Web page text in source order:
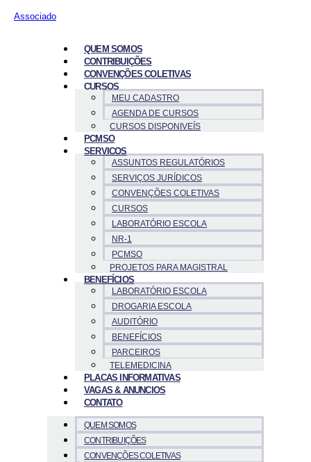
Associado
QUEM SOMOS
CONTRIBUIÇÕES
CONVENÇÕES COLETIVAS
CURSOS
MEU CADASTRO
AGENDA DE CURSOS
CURSOS DISPONIVEÍS
PCMSO
SERVICOS
ASSUNTOS REGULATÓRIOS
SERVIÇOS JURÍDICOS
CONVENÇÕES COLETIVAS
CURSOS
LABORATÓRIO ESCOLA
NR-1
PCMSO
PROJETOS PARA MAGISTRAL
BENEFÍCIOS
LABORATÓRIO ESCOLA
DROGARIA ESCOLA
AUDITÓRIO
BENEFÍCIOS
PARCEIROS
TELEMEDICINA
PLACAS INFORMATIVAS
VAGAS & ANUNCIOS
CONTATO
QUEM SOMOS
CONTRIBUIÇÕES
CONVENÇÕES COLETIVAS